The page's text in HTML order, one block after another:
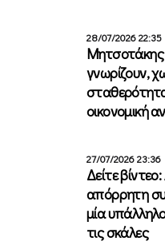
28/07/2026 22:35
Μητσοτάκης
γνωρίζουν,
οικονομική
27/07/2026 23:36
Δείτε
απόρρητη
μία
τις σκάλες